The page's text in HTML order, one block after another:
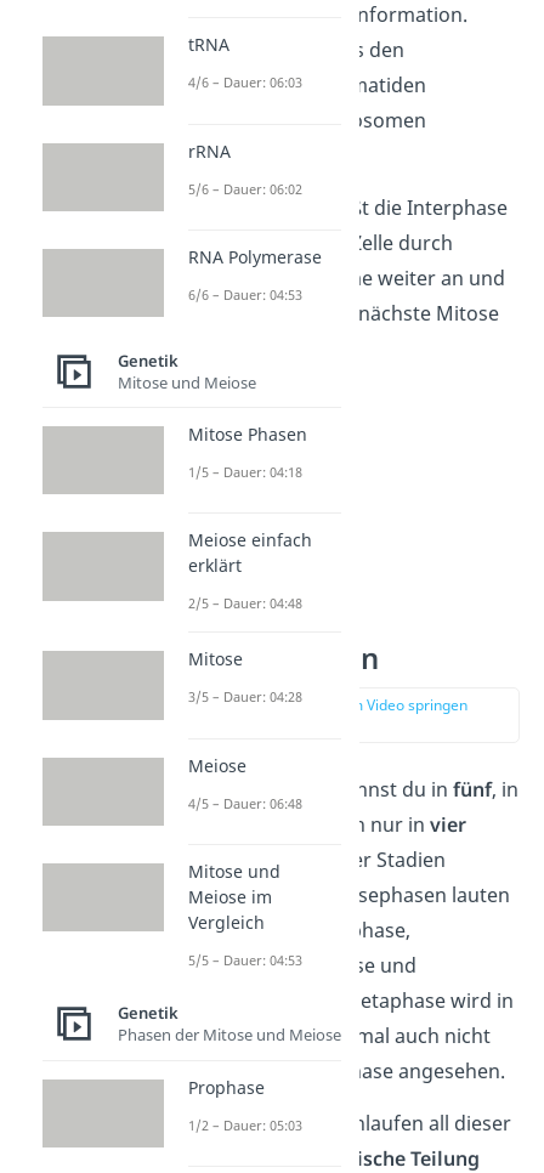
sich die genetische Information.
Dadurch können aus den
einsträngigen Chromatiden
vollständige Chromosomen
entstehen.
schließt die Interphase
ab. Hier wächst die Zelle durch
Flüssigkeitsaufnahme weiter an und
bereitet sich auf die nächste Mitose
vor.
Mitose Phasen
zur Stelle im Video springen
Die Mitose selbst kannst du infünf, in
manchen Fällen auch nur invier
einzelne Phasen
oder Stadien
einteilen. Diese Mitosephasen lauten
Prophase, Prometaphase,
Metaphase, Anaphase und
Telophase. Die Prometaphase wird in
der Literatur manchmal auch nicht
als eigenständige Phase angesehen.
Erst nach dem Durchlaufen all dieser
mitotische Teilung
tRNA
4/6 – Dauer: 06:03
rRNA
5/6 – Dauer: 06:02
RNA Polymerase
6/6 – Dauer: 04:53
Genetik
Mitose und Meiose
Mitose Phasen
1/5 – Dauer: 04:18
Meiose einfach
erklärt
2/5 – Dauer: 04:48
Mitose
3/5 – Dauer: 04:28
Meiose
4/5 – Dauer: 06:48
Mitose und
Meiose im
Vergleich
5/5 – Dauer: 04:53
Genetik
Phasen der Mitose und Meiose
Prophase
1/2 – Dauer: 05:03